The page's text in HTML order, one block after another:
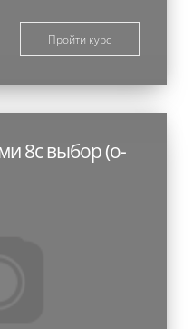
Пройти курс
8с выбор (о-